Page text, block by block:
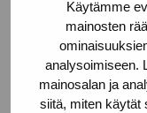
Käytämme
mainosten
analysoimiseen.
mainosalan ja
siitä, miten käytät
Gustav Wasas
10600 Ekenäs
+358 (0)50 371